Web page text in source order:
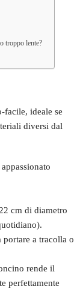
troppo lente?
facile, ideale se
diversi dal
cm di diametro
a tracolla o
rende il
perfettamente